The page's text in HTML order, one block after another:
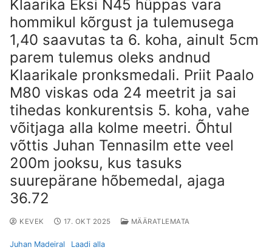
Klaarika Eksi N45 hüppas vara
hommikul kõrgust ja tulemusega
1,40 saavutas ta 6. koha, ainult 5cm
parem tulemus oleks andnud
Klaarikale pronksmedali. Priit Paalo
M80 viskas oda 24 meetrit ja sai
tihedas konkurentsis 5. koha, vahe
võitjaga alla kolme meetri. Õhtul
võttis Juhan Tennasilm ette veel
200m jooksu, kus tasuks
suurepärane hõbemedal, ajaga
36.72
KEVEK 17. OKT 2025 MÄÄRATLEMATA
Juhan Madeiral
Laadi alla